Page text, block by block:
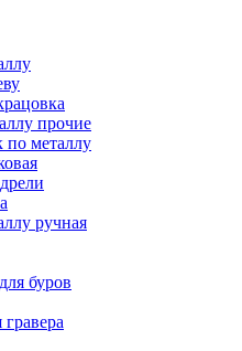
прочие
металлу
ручная
буров